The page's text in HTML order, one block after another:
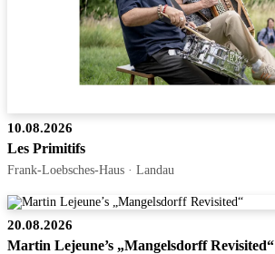
10.08.2026
Les Primitifs
Frank-Loebsches-Haus · Landau
20.08.2026
Martin Lejeune’s „Mangelsdorff Revisited“